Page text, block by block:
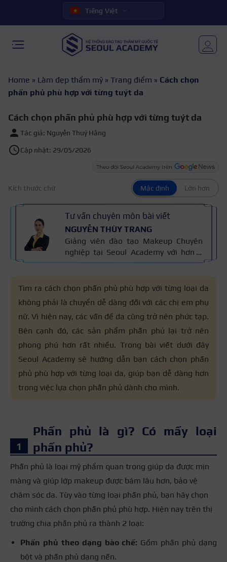
Tiếng Việt
Home » Làm đẹp thẩm mỹ » Trang điểm » Cách chọn
phấn phủ phù hợp với từng tuýt da
Cách chọn phấn phủ phù hợp với từng tuýt da
Tác giả: Nguyễn Thuý Hằng
Cập nhật: 29/05/2026
Kích thước chữ Mặc định Lớn hơn
Tư vấn chuyên môn bài viết
NGUYỄN THÙY TRANG
Giảng viên đào tạo Makeup Chuyên
nghiệp tại Seoul Academy với hơn 5
năm kinh nghiệm đào tạo, đã giảng
trang điểm. Đào tạo makeup cá nhân,
cô dâu, sự kiện, thời trang – chụp ảnh
và thiết kế layout trang điểm theo
khuôn mặt. Bài viết được biên soạn
dựa trên giáo trình makeup và kinh
nghiệm giảng dạy.
Tìm ra cách chọn phấn phủ phù hợp với từng loại da
không phải là chuyển dễ dàng đối với các chị em phụ
nữ. Vì hiện nay, các vấn đề da cũng trở nên phức tạp.
Bên cạnh đó, các sản phẩm phấn phủ lại trở nên
phong phú hơn rất nhiều. Trong bài viết dưới đây
Seoul Academy sẽ hướng dẫn bạn cách chọn phấn
phủ phù hợp với từng loại da, giúp bạn dễ dàng hơn
trong việc lựa chọn phấn phủ dành cho mình.
Phấn phủ là gì? Có mấy loại
phấn phủ?
Phấn phủ là loại mỹ phẩm quan trọng giúp da được mịn
màng và giúp lớp makeup được bám lâu hơn, bảo vệ
chăm sóc da. Tùy vào từng loại phấn phủ, bạn hãy chọn
cho mình cách chọn phấn phủ phù hợp. Hiện nay trên thị
trường chia phấn phủ ra thành 2 loại:
Phấn phủ theo dạng bào chế: Gồm phấn phủ dạng
bột và phấn phủ dạng nến.